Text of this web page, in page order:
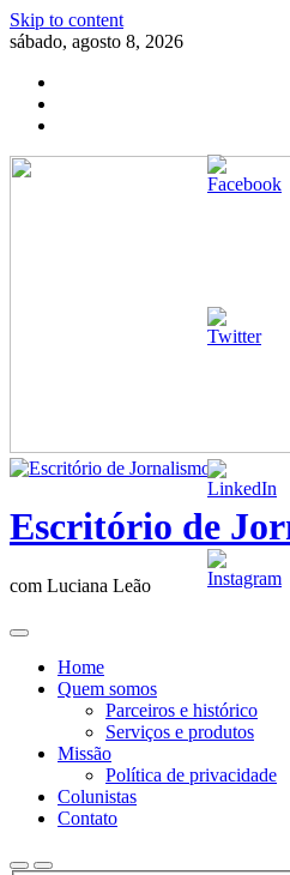
Skip to content
sábado, agosto 8, 2026
Escritório de
com Luciana Leão
Home
Quem somos
Parceiros e histórico
Serviços e produtos
Missão
Política de privacidade
Colunistas
Contato